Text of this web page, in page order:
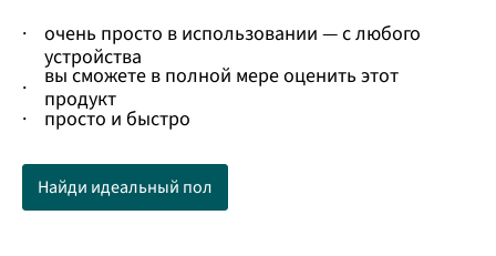
·
очень просто в использовании — с любого
устройства
·
вы сможете в полной мере оценить этот
продукт
· просто и быстро
Найди идеальный пол